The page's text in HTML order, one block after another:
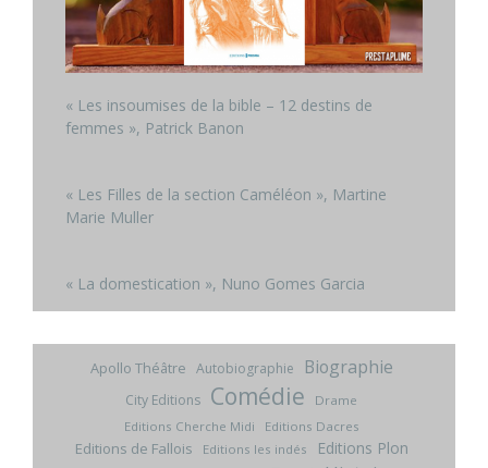
« Les insoumises de la bible – 12 destins de
femmes », Patrick Banon
« Les Filles de la section Caméléon », Martine
Marie Muller
« La domestication », Nuno Gomes Garcia
Apollo Théâtre Autobiographie Biographie
City Editions Comédie
Drame
Editions Cherche Midi
Editions Dacres
Editions de Fallois Editions les indés Editions Plon